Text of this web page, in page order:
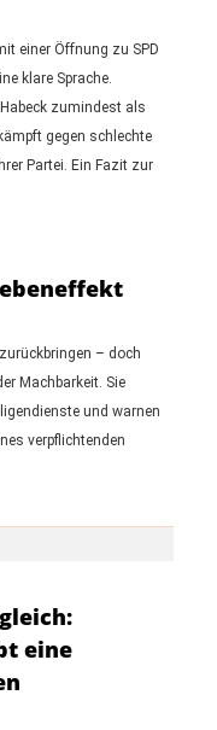
einer Öffnung zu SPD
klare Sprache.
zumindest als
gegen schlechte
Partei. Ein Fazit zur
– doch
Machbarkeit. Sie
und warnen
verpflichtenden
eine